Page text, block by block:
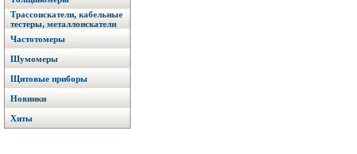
Трассоискатели, кабельные
тестеры, металлоискатели
Частотомеры
Шумомеры
Щитовые приборы
Новинки
Хиты